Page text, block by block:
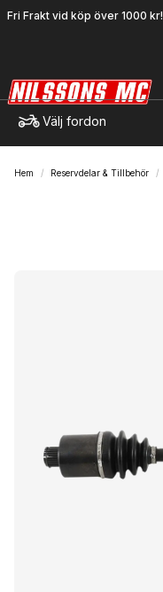
Fri Frakt vid köp över 1000 kr!
Välj fordon
Hem Reservdelar & Tillbehör